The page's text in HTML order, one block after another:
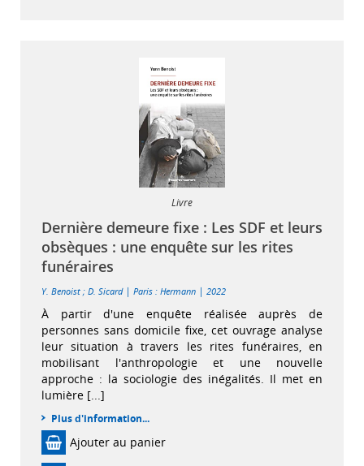
Livre
Dernière demeure fixe : Les SDF et leurs
obsèques : une enquête sur les rites
funéraires
Y. Benoist ; D. Sicard | Paris : Hermann | 2022
À partir d'une enquête réalisée auprès de
personnes sans domicile fixe, cet ouvrage analyse
leur situation à travers les rites funéraires, en
mobilisant l'anthropologie et une nouvelle
approche : la sociologie des inégalités. Il met en
lumière [...]
Plus d'information...
Ajouter au panier